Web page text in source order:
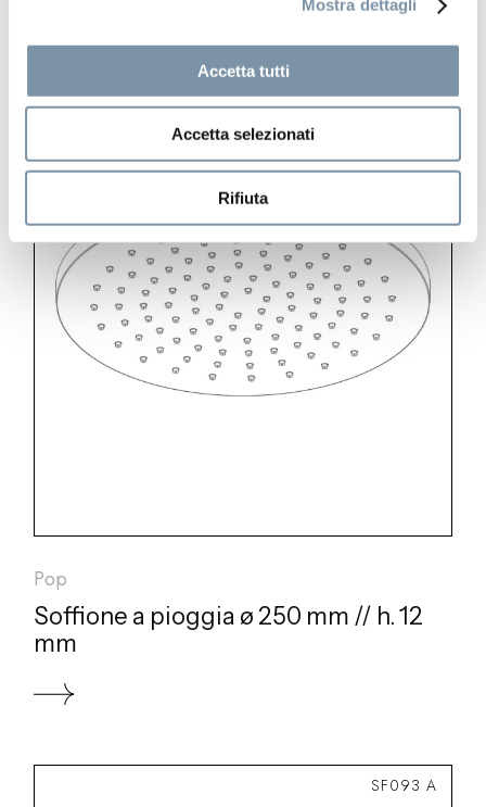
Mostra dettagli
Accetta tutti
Accetta selezionati
Rifiuta
Pop
Soffione a pioggia ø 250 mm // h. 12
mm
SF093 A